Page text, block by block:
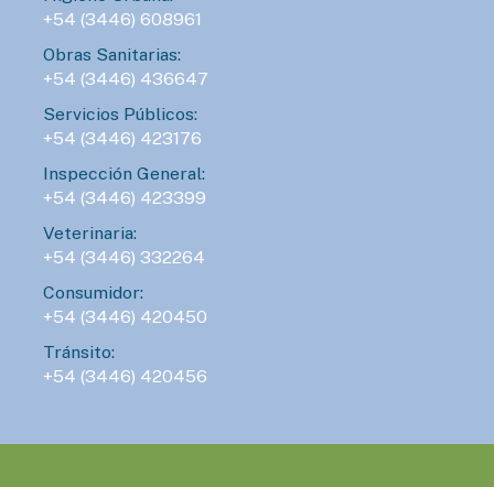
+54 (3446) 608961
Obras Sanitarias:
+54 (3446) 436647
Servicios Públicos:
+54 (3446) 423176
Inspección General:
+54 (3446) 423399
Veterinaria:
+54 (3446) 332264
Consumidor:
+54 (3446) 420450
Tránsito:
+54 (3446) 420456